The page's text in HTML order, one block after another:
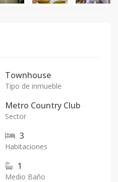
Townhouse
Tipo de inmueble
Metro Country Club
Sector
3
Habitaciones
1
Medio Baño